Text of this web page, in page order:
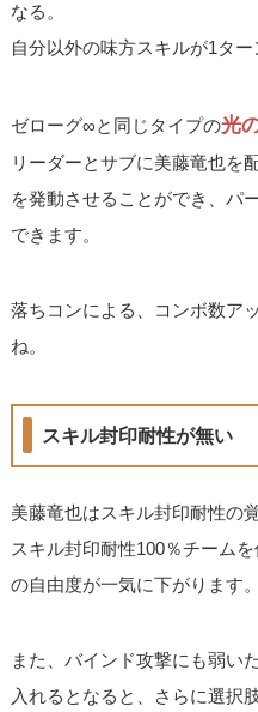
なる。
自分以外の味方スキルが1ター
ゼローグ∞と同じタイプの光
リーダーとサブに美藤竜也を
を発動させることができ、パ
できます。
落ちコンによる、コンボ数ア
ね。
スキル封印耐性が無い
美藤竜也はスキル封印耐性の
スキル封印耐性100％チーム
の自由度が一気に下がります。
また、バインド攻撃にも弱い
入れるとなると、さらに選択